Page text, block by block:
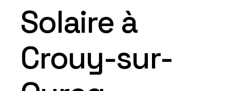
Solaire à
Crouy-sur-